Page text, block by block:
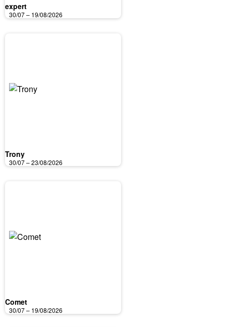
expert
30/07 – 19/08/2026
Trony
30/07 – 23/08/2026
Comet
30/07 – 19/08/2026